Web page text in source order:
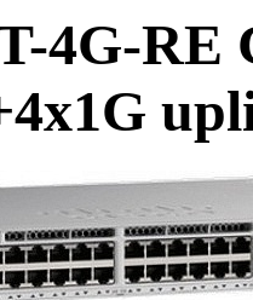
4G-RE